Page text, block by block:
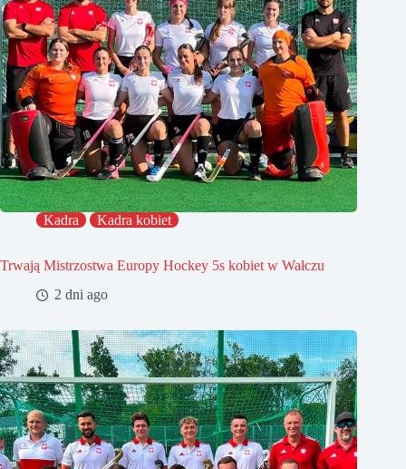
Kadra Kadra kobiet
Trwają Mistrzostwa Europy Hockey 5s kobiet w Wałczu
2 dni ago